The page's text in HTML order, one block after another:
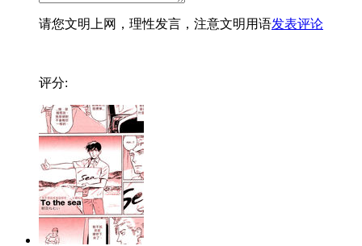
请您文明上网，理性发言，注意文明用语发表评论
评分: